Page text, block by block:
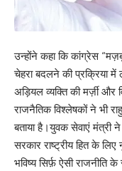
उन्होंने कहा कि कांग्रेस
चेहरा बदलने की प्रक्रिया
अड़ियल व्यक्ति की मर्ज़ी और
राजनैतिक विश्लेषकों ने भी
बताया है।युवक सेवाएं मंत्री
सरकार राष्ट्रीय हित के
भविष्य सिर्फ़ ऐसी राजनीति